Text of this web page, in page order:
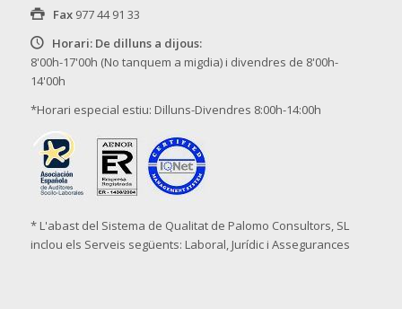
Fax 977 44 91 33
Horari: De dilluns a dijous:
8'00h-17'00h (No tanquem a migdia) i divendres de 8'00h-
14'00h
*Horari especial estiu: Dilluns-Divendres 8:00h-14:00h
* L'abast del Sistema de Qualitat de Palomo Consultors, SL
inclou els Serveis següents: Laboral, Jurídic i Assegurances